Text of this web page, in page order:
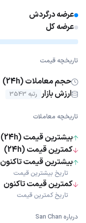
عرضه درگردش
عرضه کل
تاریخچه قیمت
حجم معاملات (24h)
ارزش بازار رتبه 3543
تاریخچه معاملات
بیشترین قیمت (24h)
کمترین قیمت (24h)
بیشترین قیمت تاکنون
تاریخ بیشترین قیمت
کمترین قیمت تاکنون
تاریخ کمترین قیمت
درباره San Chan